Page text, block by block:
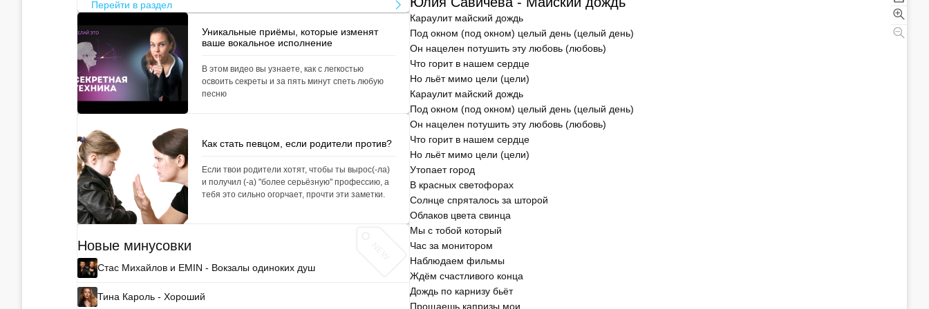
Перейти в раздел
Уникальные приёмы, которые изменят
ваше вокальное исполнение
В этом видео вы узнаете, как с легкостью
освоить секреты и за пять минут спеть любую
песню
Как стать певцом, если родители против?
Если твои родители хотят, чтобы ты вырос(-ла)
и получил (-а) "более серьёзную" профессию, а
тебя это сильно огорчает, прочти эти заметки.
Новые минусовки
Стас Михайлов и EMIN - Вокзалы одиноких душ
Тина Кароль - Хороший
Караулит майский дождь
Под окном (под окном) целый день (целый день)
Он нацелен потушить эту любовь (любовь)
Что горит в нашем сердце
Но льёт мимо цели (цели)
Караулит майский дождь
Под окном (под окном) целый день (целый день)
Он нацелен потушить эту любовь (любовь)
Что горит в нашем сердце
Но льёт мимо цели (цели)
Утопает город
В красных светофорах
Солнце спряталось за шторой
Облаков цвета свинца
Мы с тобой который
Час за монитором
Наблюдаем фильмы
Ждём счастливого конца
Дождь по карнизу бьёт
Прощаешь капризы мои